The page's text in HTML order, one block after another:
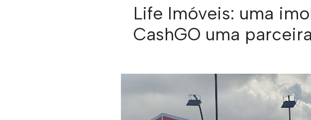
Life Imóveis: uma
CashGO uma